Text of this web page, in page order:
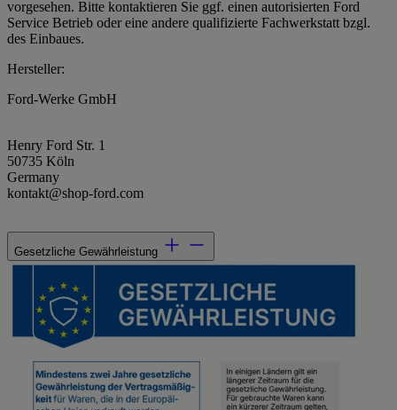
vorgesehen. Bitte kontaktieren Sie ggf. einen autorisierten Ford
Service Betrieb oder eine andere qualifizierte Fachwerkstatt bzgl.
des Einbaues.
Hersteller:
Ford-Werke GmbH
Henry Ford Str. 1
50735 Köln
Germany
kontakt@shop-ford.com
Gesetzliche Gewährleistung